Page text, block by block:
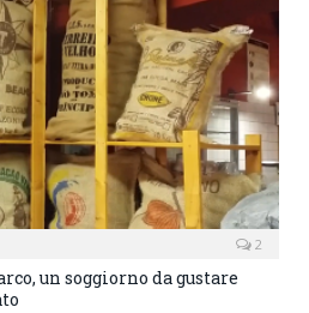
2
un soggiorno da gustare